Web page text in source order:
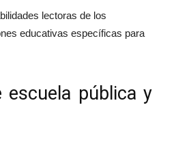
lectoras de los
educativas específicas para
escuela pública y